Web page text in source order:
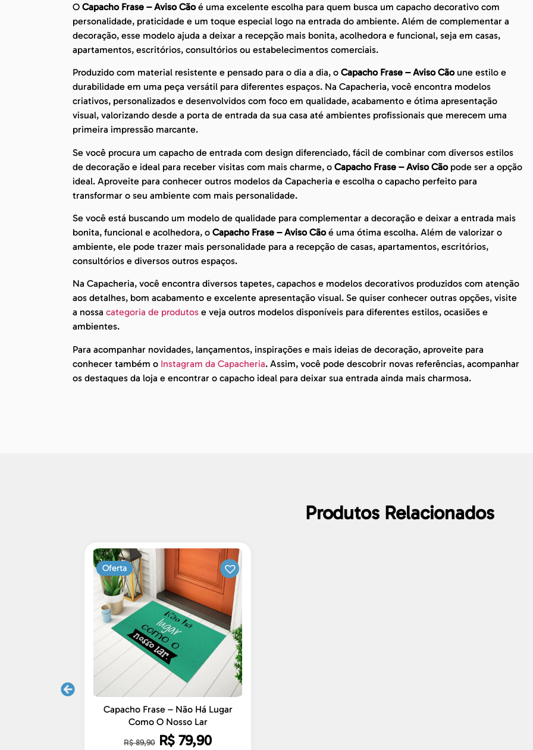
O Capacho Frase – Aviso Cãoé uma excelente escolha para quem busca um capacho decorativo com
personalidade, praticidade e um toque especial logo na entrada do ambiente. Além de complementar a
decoração, esse modelo ajuda a deixar a recepção mais bonita, acolhedora e funcional, seja em casas,
apartamentos, escritórios, consultórios ou estabelecimentos comerciais.
Produzido com material resistente e pensado para o dia a dia, o Capacho Frase – Aviso Cãoune estilo e
durabilidade em uma peça versátil para diferentes espaços. Na Capacheria, você encontra modelos
criativos, personalizados e desenvolvidos com foco em qualidade, acabamento e ótima apresentação
visual, valorizando desde a porta de entrada da sua casa até ambientes profissionais que merecem uma
primeira impressão marcante.
Se você procura um capacho de entrada com design diferenciado, fácil de combinar com diversos estilos
de decoração e ideal para receber visitas com mais charme, o Capacho Frase – Aviso Cãopode ser a opção
ideal. Aproveite para conhecer outros modelos da Capacheria e escolha o capacho perfeito para
transformar o seu ambiente com mais personalidade.
Se você está buscando um modelo de qualidade para complementar a decoração e deixar a entrada mais
bonita, funcional e acolhedora, o Capacho Frase – Aviso Cãoé uma ótima escolha. Além de valorizar o
ambiente, ele pode trazer mais personalidade para a recepção de casas, apartamentos, escritórios,
consultórios e diversos outros espaços.
Na Capacheria, você encontra diversos tapetes, capachos e modelos decorativos produzidos com atenção
aos detalhes, bom acabamento e excelente apresentação visual. Se quiser conhecer outras opções, visite
a nossa categoria de produtos e veja outros modelos disponíveis para diferentes estilos, ocasiões e
ambientes.
Para acompanhar novidades, lançamentos, inspirações e mais ideias de decoração, aproveite para
conhecer também o Instagram da Capacheria. Assim, você pode descobrir novas referências, acompanhar
os destaques da loja e encontrar o capacho ideal para deixar sua entrada ainda mais charmosa.
Produtos Relacionados
Oferta
Capacho Frase – Não Há Lugar
Como O Nosso Lar
R$89,90 R$ 79,90